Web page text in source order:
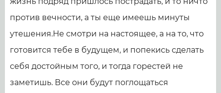
против вечности, а ты еще имеешь минуты
утешения.Не смотри на настоящее, а на то, что
готовится тебе в будущем, и попекись сделать
себя достойным того, и тогда горестей не
заметишь. Все они будут поглощаться